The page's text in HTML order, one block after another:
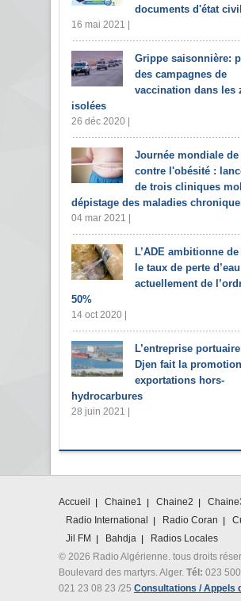
documents d'état civil
16 mai 2021 |
Grippe saisonnière:
des campagnes de
vaccination dans les
isolées
26 déc 2020 |
Journée mondiale
contre l'obésité :
de trois cliniques
dépistage des maladies
04 mar 2021 |
L’ADE ambitionne
le taux de perte
actuellement de
50%
14 oct 2020 |
L’entreprise
Djen fait la
exportations hors-
hydrocarbures
28 juin 2021 |
Accueil Chaine1 Chaine2
Radio International
Radio Coran
Jil FM
Bahdja
Radios Locales
© 2026 Radio Algérienne. tous droits
Boulevard des martyrs. Alger. Tél: 023
021 23 08 23 /25 Consultations / Appels